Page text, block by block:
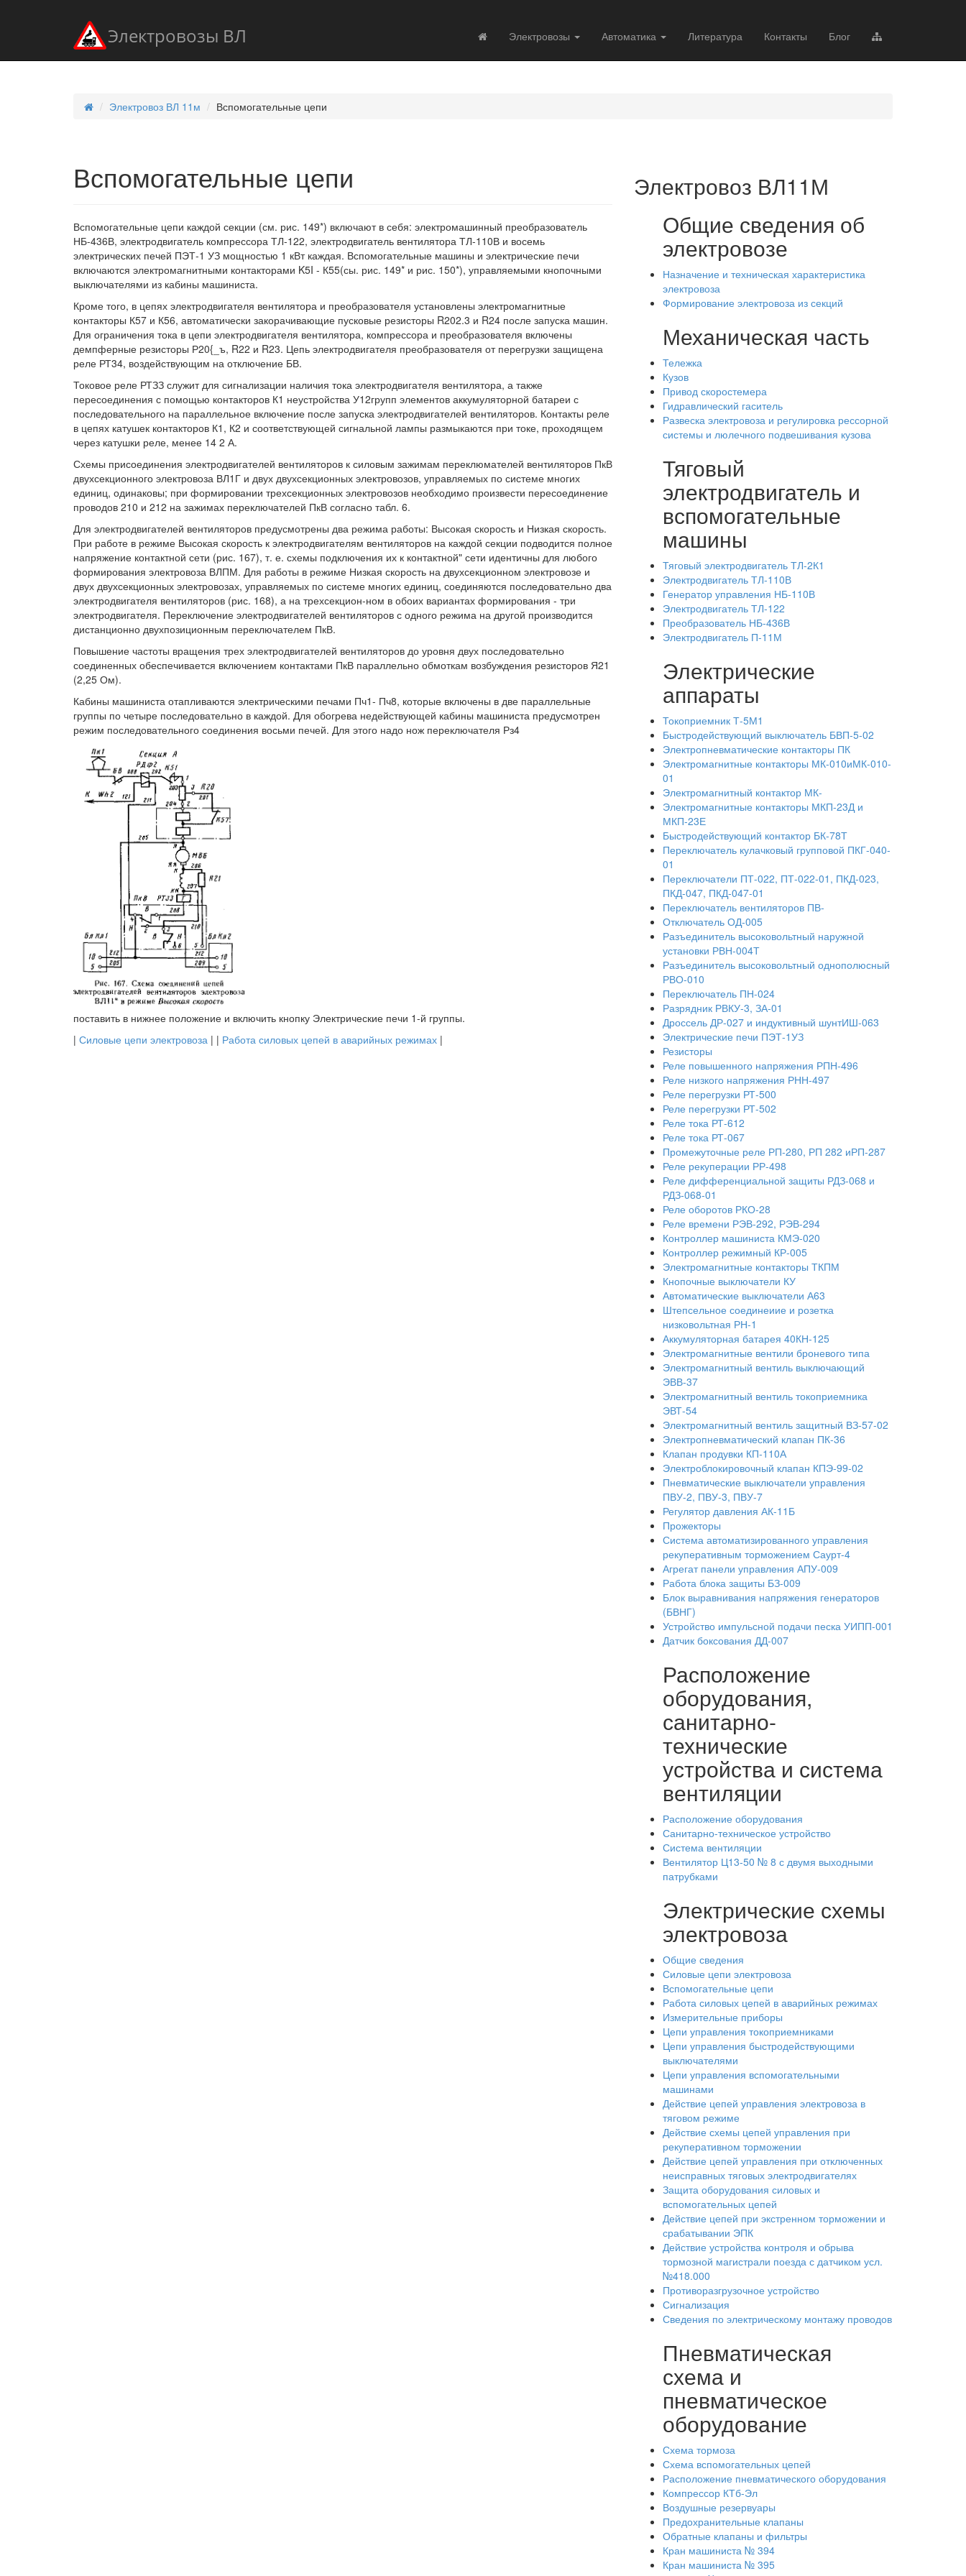
Электровозы ВЛ Электровозы Автоматика Литература Контакты Блог
Электровоз ВЛ 11м Вспомогательные цепи
Вспомогательные цепи
Вспомогательные цепи каждой секции (см. рис. 149*) включают в себя: электромашинный преобразователь
НБ-436В, электродвигатель компрессора ТЛ-122, электродвигатель вентилятора ТЛ-110В и восемь
электрических печей ПЭТ-1 УЗ мощностью 1 кВт каждая. Вспомогательные машины и электрические печи
включаются электромагнитными контакторами K5I - К55(сы. рис. 149* и рис. 150*), управляемыми кнопочными
выключателями из кабины машиниста.
Кроме того, в цепях электродвигателя вентилятора и преобразователя установлены электромагнитные
контакторы К57 и К56, автоматически закорачивающие пусковые резисторы R202.3 и R24 после запуска машин.
Для ограничения тока в цепи электродвигателя вентилятора, компрессора и преобразователя включены
демпферные резисторы Р20{_ъ, R22 и R23. Цепь электродвигателя преобразователя от перегрузки защищена
реле РТ34, воздействующим на отключение БВ.
Токовое реле РТЗЗ служит для сигнализации наличия тока электродвигателя вентилятора, а также
пересоединения с помощью контакторов К1 неустройства У12групп элементов аккумуляторной батареи с
последовательного на параллельное включение после запуска электродвигателей вентиляторов. Контакты реле
в цепях катушек контакторов К1, К2 и соответствующей сигнальной лампы размыкаются при токе, проходящем
через катушки реле, менее 14 2 А.
Схемы присоединения электродвигателей вентиляторов к силовым зажимам переклюмателей вентиляторов ПкВ
двухсекционного электровоза ВЛ1Г и двух двухсекционных электровозов, управляемых по системе многих
единиц, одинаковы; при формировании трехсекционных электровозов необходимо произвести пересоединение
проводов 210 и 212 на зажимах переключателей ПкВ согласно табл. 6.
Для электродвигателей вентиляторов предусмотрены два режима работы: Высокая скорость и Низкая скорость.
При работе в режиме Высокая скорость к электродвигателям вентиляторов на каждой секции подводится полное
напряжение контактной сети (рис. 167), т. е. схемы подключения их к контактной" сети идентичны для любого
формирования электровоза ВЛПМ. Для работы в режиме Низкая скорость на двухсекционном электровозе и
двух двухсекционных электровозах, управляемых по системе многих единиц, соединяются последовательно два
электродвигателя вентиляторов (рис. 168), а на трехсекцион-ном в обоих вариантах формирования - три
электродвигателя. Переключение электродвигателей вентиляторов с одного режима на другой производится
дистанционно двухпозиционным переключателем ПкВ.
Повышение частоты вращения трех электродвигателей вентиляторов до уровня двух последовательно
соединенных обеспечивается включением контактами ПкВ параллельно обмоткам возбуждения резисторов Я21
(2,25 Ом).
Кабины машиниста отапливаются электрическими печами Пч1- Пч8, которые включены в две параллельные
группы по четыре последовательно в каждой. Для обогрева недействующей кабины машиниста предусмотрен
режим последовательного соединения восьми печей. Для этого надо нож переключателя Рз4
поставить в нижнее положение и включить кнопку Электрические печи 1-й группы.
| Силовые цепи электровоза | | Работа силовых цепей в аварийных режимах |
Электровоз ВЛ11М
Общие сведения об
электровозе
Назначение и техническая характеристика
электровоза
Формирование электровоза из секций
Механическая часть
Тележка
Кузов
Привод скоростемера
Гидравлический гаситель
Развеска электровоза и регулировка рессорной
системы и люлечного подвешивания кузова
Тяговый
электродвигатель и
вспомогательные
машины
Тяговый электродвигатель ТЛ-2К1
Электродвигатель ТЛ-110В
Генератор управления НБ-110В
Электродвигатель ТЛ-122
Преобразователь НБ-436В
Электродвигатель П-11М
Электрические
аппараты
Токоприемник Т-5М1
Быстродействующий выключатель БВП-5-02
Электропневматические контакторы ПК
Электромагнитные контакторы МК-010иМК-010-
01
Электромагнитный контактор МК-
Электромагнитные контакторы МКП-23Д и
МКП-23Е
Быстродействующий контактор БК-78Т
Переключатель кулачковый групповой ПКГ-040-
01
Переключатели ПТ-022, ПТ-022-01, ПКД-023,
ПКД-047, ПКД-047-01
Переключатель вентиляторов ПВ-
Отключатель ОД-005
Разъединитель высоковольтный наружной
установки РВН-004Т
Разъединитель высоковольтный однополюсный
РВО-010
Переключатель ПН-024
Разрядник РВКУ-3, ЗА-01
Дроссель ДР-027 и индуктивный шунтИШ-063
Электрические печи ПЭТ-1УЗ
Резисторы
Реле повышенного напряжения РПН-496
Реле низкого напряжения РНН-497
Реле перегрузки РТ-500
Реле перегрузки РТ-502
Реле тока РТ-612
Реле тока РТ-067
Промежуточные реле РП-280, РП 282 иРП-287
Реле рекуперации РР-498
Реле дифференциальной защиты РДЗ-068 и
РДЗ-068-01
Реле оборотов РКО-28
Реле времени РЭВ-292, РЭВ-294
Контроллер машиниста КМЭ-020
Контроллер режимный КР-005
Электромагнитные контакторы ТКПМ
Кнопочные выключатели КУ
Автоматические выключатели А63
Штепсельное соединеиие и розетка
низковольтная РН-1
Аккумуляторная батарея 40КН-125
Электромагнитные вентили броневого типа
Электромагнитный вентиль выключающий
ЭВВ-37
Электромагнитный вентиль токоприемника
ЭВТ-54
Электромагнитный вентиль защитный ВЗ-57-02
Электропневматический клапан ПК-36
Клапан продувки КП-110А
Электроблокировочный клапан КПЭ-99-02
Пневматические выключатели управления
ПВУ-2, ПВУ-3, ПВУ-7
Регулятор давления АК-11Б
Прожекторы
Система автоматизированного управления
рекуперативным торможением Саурт-4
Агрегат панели управления АПУ-009
Работа блока защиты БЗ-009
Блок выравнивания напряжения генераторов
(БВНГ)
Устройство импульсной подачи песка УИПП-001
Датчик боксования ДД-007
Расположение
оборудования,
санитарно-
технические
устройства и система
вентиляции
Расположение оборудования
Санитарно-техническое устройство
Система вентиляции
Вентилятор Ц13-50 № 8 с двумя выходными
патрубками
Электрические схемы
электровоза
Общие сведения
Силовые цепи электровоза
Вспомогательные цепи
Работа силовых цепей в аварийных режимах
Измерительные приборы
Цепи управления токоприемниками
Цепи управления быстродействующими
выключателями
Цепи управления вспомогательными
машинами
Действие цепей управления электровоза в
тяговом режиме
Действие схемы цепей управления при
рекуперативном торможении
Действие цепей управления при отключенных
неисправных тяговых электродвигателях
Защита оборудования силовых и
вспомогательных цепей
Действие цепей при экстренном торможении и
срабатывании ЭПК
Действие устройства контроля и обрыва
тормозной магистрали поезда с датчиком усл.
№418.000
Противоразгрузочное устройство
Сигнализация
Сведения по электрическому монтажу проводов
Пневматическая
схема и
пневматическое
оборудование
Схема тормоза
Схема вспомогательных цепей
Расположение пневматического оборудования
Компрессор КТб-Эл
Воздушные резервуары
Предохранительные клапаны
Обратные клапаны и фильтры
Кран машиниста № 394
Кран машиниста № 395